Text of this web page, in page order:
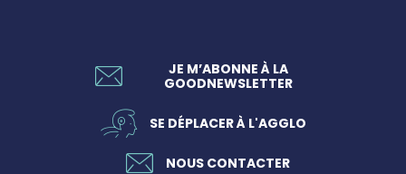
JE M’ABONNE À LA
GOODNEWSLETTER
SE DÉPLACER À L'AGGLO
NOUS CONTACTER